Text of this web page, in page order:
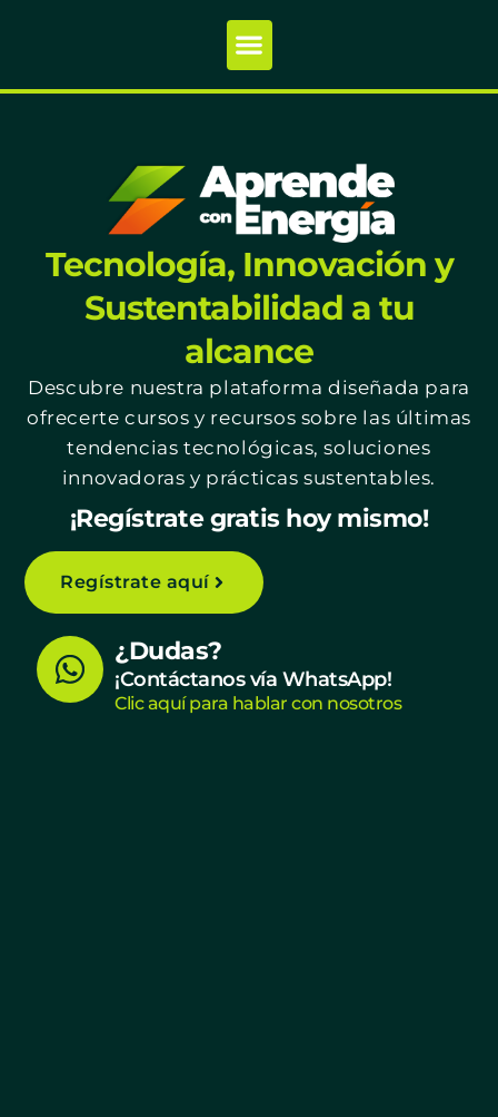
Tecnología, Innovación y
Sustentabilidad a tu
alcance
Descubre nuestra plataforma diseñada para
ofrecerte cursos y recursos sobre las últimas
tendencias tecnológicas, soluciones
innovadoras y prácticas sustentables.
¡Regístrate gratis hoy mismo!
Regístrate aquí
W
h
¿Dudas?
¡Contáctanos vía WhatsApp!
Clic aquí para hablar con nosotros